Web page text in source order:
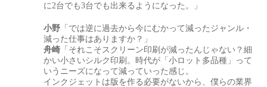
に2台でも3台でも出来るようになった。」
小野 「では逆に過去から今にむかって減ったジャンル・
減った仕事はありますか？」
舟崎 「それこそスクリーン印刷が減ったんじゃない？細
かい小さいシルク印刷。時代が「小ロット多品種」って
いうニーズになって減っていった感じ。
インクジェットは版を作る必要がないから、僕らの業界